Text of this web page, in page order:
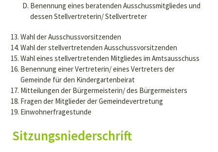
Benennung eines beratenden Ausschussmitgliedes und
dessen Stellvertreterin/ Stellvertreter
Wahl der Ausschussvorsitzenden
Wahl der stellvertretenden Ausschussvorsitzenden
Wahl eines stellvertretenden Mitgliedes im Amtsausschuss
Benennung einer Vertreterin/ eines Vertreters der
Gemeinde für den Kindergartenbeirat
Mitteilungen der Bürgermeisterin/ des Bürgermeisters
Fragen der Mitglieder der Gemeindevertretung
Einwohnerfragestunde
Sitzungsniederschrift